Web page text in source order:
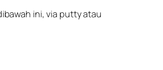
ini, via putty atau